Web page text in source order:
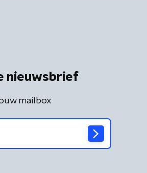
nieuwsbrief
mailbox